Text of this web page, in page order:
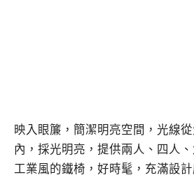
映入眼簾，簡潔明亮空間，光線
內，採光明亮，提供兩人、四人
工業風的鐵椅，好時髦，充滿設